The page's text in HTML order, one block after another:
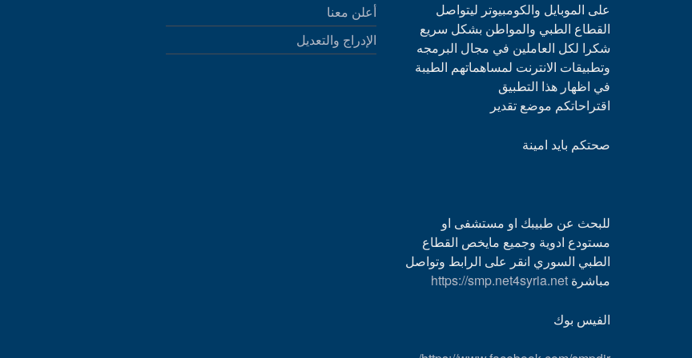
على الموبايل والكومبيوتر ليتواصل
القطاع الطبي والمواطن بشكل سريع
شكرا لكل العاملين في مجال البرمجه
وتطبيقات الانترنت لمساهماتهم الطيبة
في اظهار هذا التطبيق
اقتراحاتكم موضع تقدير
صحتكم بايد امينة
للبحث عن طبيبك او مستشفى او
مستودع ادوية وجميع مايخص القطاع
الطبي السوري انقر على الرابط وتواصل
مباشرة https://smp.net4syria.net
الفيس بوك
أعلن معنا
الإدراج والتعديل